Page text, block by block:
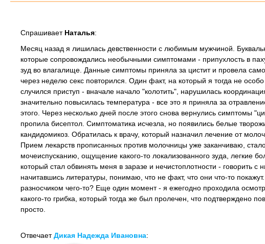
Спрашивает Наталья:
Месяц назад я лишилась девственности с любимым мужчиной.
которые сопровождались необычными симптомами - припухлость в
зуд во влагалище. Данные симптомы приняла за цистит и провела
через неделю секс повторился. Один факт, на который я тогда не
случился приступ - вначале начало "колотить", нарушилась
значительно повысилась температура - все это я приняла за
этого. Через несколько дней после этого снова вернулись симптомы
пропила бисептол. Симптоматика исчезла, но появились белые
кандидомикоз. Обратилась к врачу, который назначил лечение от
Прием лекарств прописанных против молочницы уже заканчиваю,
мочеиспусканию, ощущение какого-то локализованного зуда, легкие
который стал обвинять меня в заразе и нечистоплотности - говорить
начитавшись литературы, понимаю, что не факт, что они что-то
разносчиком чего-то? Еще один момент - я ежегодно проходила
какого-то грибка, который тогда же был пролечен, что подтверждено
просто.
ОтвечаетДикая Надежда Ивановна: